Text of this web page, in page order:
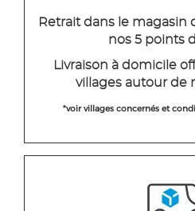
Retrait dans le magasin
nos 5 points
Livraison à domicile
villages autour de
*voir villages concernés et